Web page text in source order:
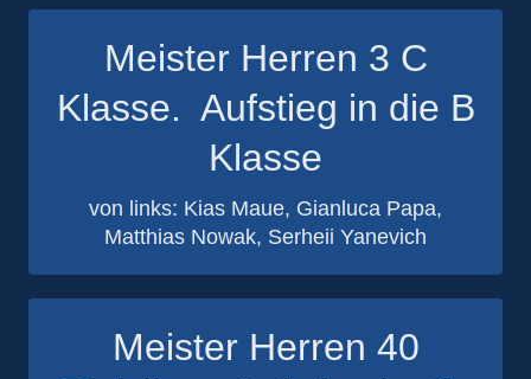
Meister Herren 3 C
Klasse. Aufstieg in die B
Klasse
von links: Kias Maue, Gianluca Papa,
Matthias Nowak, Serheii Yanevich
Meister Herren 40